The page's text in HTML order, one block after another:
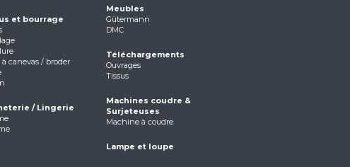
et bourrage
à canevas / broder
/ Lingerie
Meubles
Gütermann
DMC
Téléchargements
Ouvrages
Tissus
Machines coudre &
Surjeteuses
Machine à coudre
Lampe et loupe